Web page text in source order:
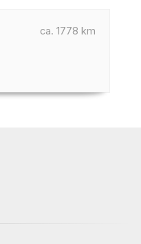
ca. 1778 km